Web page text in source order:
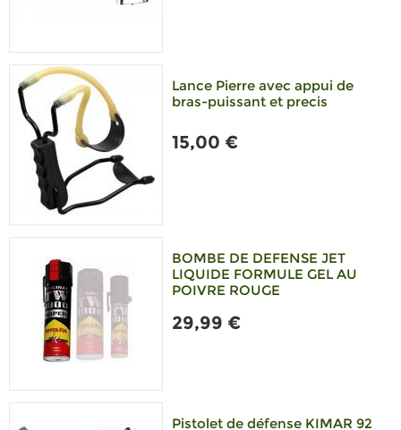
Lance Pierre avec appui de
bras-puissant et precis
15,00 €
BOMBE DE DEFENSE JET
LIQUIDE FORMULE GEL AU
POIVRE ROUGE
29,99 €
Pistolet de défense KIMAR 92